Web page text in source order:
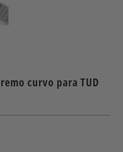
curvo para TUD